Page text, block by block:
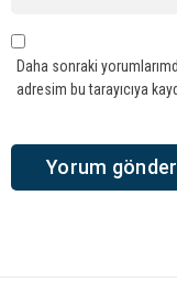
Daha sonraki
adresim bu tarayıcıya